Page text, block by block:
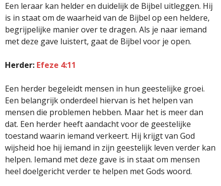
Een leraar kan helder en duidelijk de Bijbel uitleggen. Hij
is in staat om de waarheid van de Bijbel op een heldere,
begrijpelijke manier over te dragen. Als je naar iemand
met deze gave luistert, gaat de Bijbel voor je open.
Herder: Efeze 4:11
Een herder begeleidt mensen in hun geestelijke groei.
Een belangrijk onderdeel hiervan is het helpen van
mensen die problemen hebben. Maar het is meer dan
dat. Een herder heeft aandacht voor de geestelijke
toestand waarin iemand verkeert. Hij krijgt van God
wijsheid hoe hij iemand in zijn geestelijk leven verder kan
helpen. Iemand met deze gave is in staat om mensen
heel doelgericht verder te helpen met Gods woord.